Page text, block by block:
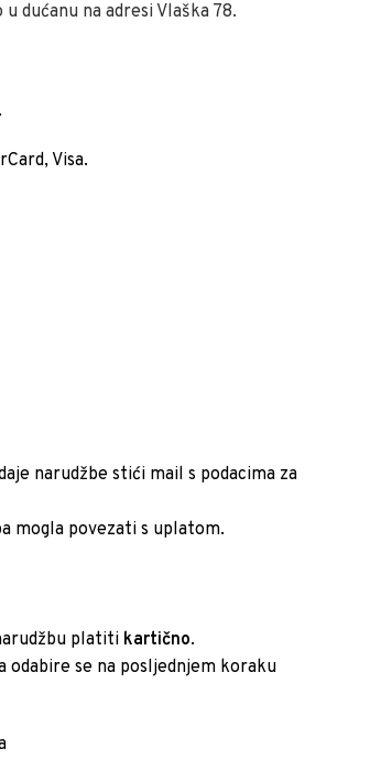
dućanu na adresi Vlaška 78.
Visa.
narudžbe stići mail s podacima za
mogla povezati s uplatom.
platiti kartično.
se na posljednjem koraku